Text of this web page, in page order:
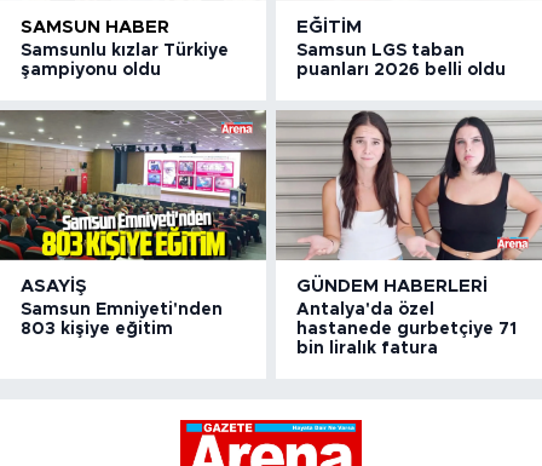
SAMSUN HABER
Samsunlu kızlar Türkiye
şampiyonu oldu
EĞITIM
Samsun LGS taban
puanları 2026 belli oldu
ASAYIŞ
Samsun Emniyeti'nden
803 kişiye eğitim
GÜNDEM HABERLERI
Antalya'da özel
hastanede gurbetçiye 71
bin liralık fatura